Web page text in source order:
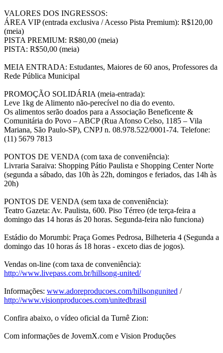
VALORES DOS INGRESSOS:
ÁREA VIP (entrada exclusiva / Acesso Pista Premium): R$120,00
(meia)
PISTA PREMIUM: R$80,00 (meia)
PISTA: R$50,00 (meia)
MEIA ENTRADA: Estudantes, Maiores de 60 anos, Professores da
Rede Pública Municipal
PROMOÇÃO SOLIDÁRIA (meia-entrada):
Leve 1kg de Alimento não-perecível no dia do evento.
Os alimentos serão doados para a Associação Beneficente &
Comunitária do Povo – ABCP (Rua Afonso Celso, 1185 – Vila
Mariana, São Paulo-SP), CNPJ n. 08.978.522/0001-74. Telefone:
(11) 5679 7813
PONTOS DE VENDA (com taxa de conveniência):
Livraria Saraiva: Shopping Pátio Paulista e Shopping Center Norte
(segunda a sábado, das 10h às 22h, domingos e feriados, das 14h às
20h)
PONTOS DE VENDA (sem taxa de conveniência):
Teatro Gazeta: Av. Paulista, 600. Piso Térreo (de terça-feira a
domingo das 14 horas ás 20 horas. Segunda-feira não funciona)
Estádio do Morumbi: Praça Gomes Pedrosa, Bilheteria 4 (Segunda a
domingo das 10 horas ás 18 horas - exceto dias de jogos).
Vendas on-line (com taxa de conveniência):
http://www.livepass.com.br/hillsong-united/
Informações: www.adoreproducoes.com/hillsongunited /
http://www.visionproducoes.com/unitedbrasil
Confira abaixo, o vídeo oficial da Turnê Zion:
Com informações de JovemX.com e Vision Produções